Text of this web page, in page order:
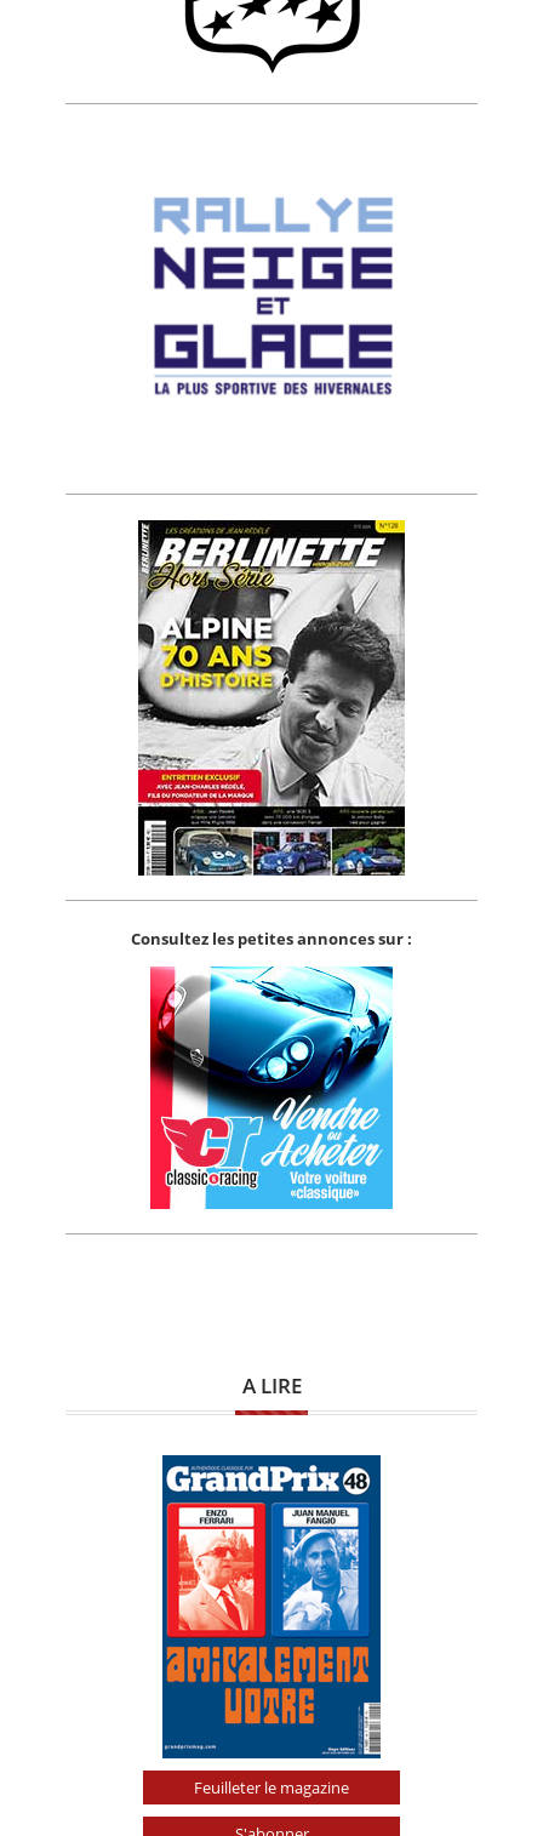
Consultez les petites annonces sur :
A LIRE
Feuilleter le magazine